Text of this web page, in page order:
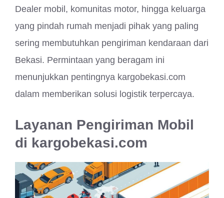
Dealer mobil, komunitas motor, hingga keluarga
yang pindah rumah menjadi pihak yang paling
sering membutuhkan pengiriman kendaraan dari
Bekasi. Permintaan yang beragam ini
menunjukkan pentingnya kargobekasi.com
dalam memberikan solusi logistik terpercaya.
Layanan Pengiriman Mobil
di kargobekasi.com